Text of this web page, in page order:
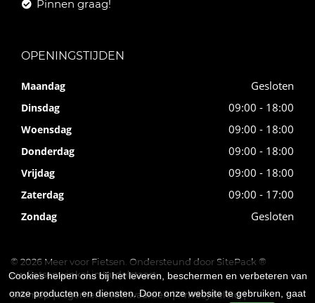
Pinnen graag!
OPENINGSTIJDEN
Maandag Gesloten
Dinsdag 09:00 - 18:00
Woensdag 09:00 - 18:00
Donderdag 09:00 - 18:00
Vrijdag 09:00 - 18:00
Zaterdag 09:00 - 17:00
Zondag Gesloten
© 2026 Meer voor Fietsen. Ondersteund door SitePack ®
uw fietsenwinkel in Kudelstaart
Sitemap
Algemene voorwaarden Privacybeleid
Cookies helpen ons bij het leveren, beschermen en verbeteren van
onze producten en diensten. Door onze website te gebruiken, gaat